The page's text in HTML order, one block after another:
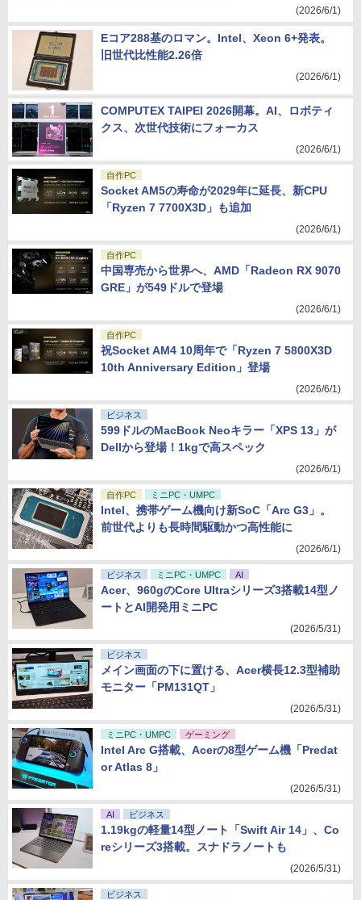
(2026/6/1)
Eコア288基のロマン。Intel、Xeon 6+発表。
旧世代比性能2.26倍
(2026/6/1)
COMPUTEX TAIPEI 2026開幕。AI、ロボティ
クス、次世代技術にフォーカス
(2026/6/1)
自作PC
Socket AM5の寿命が2029年に延長、新CPU
「Ryzen 7 7700X3D」も追加
(2026/6/1)
自作PC
中国専売から世界へ、AMD「Radeon RX 9070
GRE」が549ドルで登場
(2026/6/1)
自作PC
祝Socket AM4 10周年で「Ryzen 7 5800X3D
10th Anniversary Edition」登場
(2026/6/1)
ビジネス
599ドルのMacBook Neoキラー「XPS 13」が
Dellから登場！1kgで高スペック
(2026/6/1)
自作PC ミニPC・UMPC
Intel、携帯ゲーム機向け新SoC「Arc G3」。
前世代よりも長時間駆動かつ高性能に
(2026/6/1)
ビジネス ミニPC・UMPC AI
Acer、960gのCore Ultraシリーズ3搭載14型ノ
ートとAI開発用ミニPC
(2026/5/31)
ビジネス
メイン画面の下に置ける、Acer横長12.3型補助
モニター「PM131QT」
(2026/5/31)
ミニPC・UMPC ゲーミング
Intel Arc G搭載、Acerの8型ゲーム機「Predat
or Atlas 8」
(2026/5/31)
AI ビジネス
1.19kgの軽量14型ノート「Swift Air 14」、Co
reシリーズ3搭載。スナドラノートも
(2026/5/31)
ビジネス